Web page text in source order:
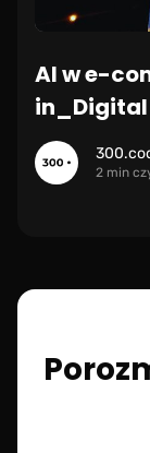
AI w e-
2 min